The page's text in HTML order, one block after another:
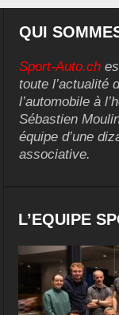
QUI
Sport-Auto.ch
toute l’actualité
l’automobile à
Sébastien
équipe d’une
associative.
L’EQUIPE